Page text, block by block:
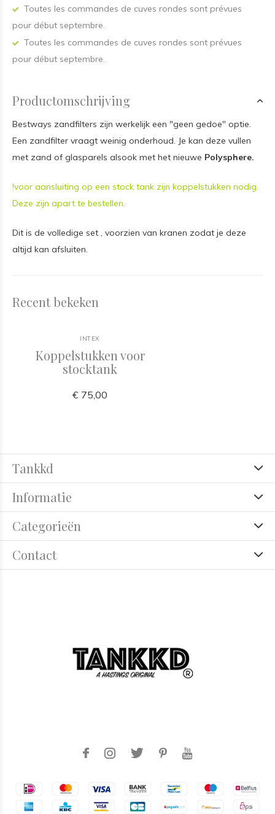
Toutes les commandes de cuves rondes sont prévues
pour début septembre.
Toutes les commandes de cuves rondes sont prévues
pour début septembre.
Productomschrijving
Bestways zandfilters zijn werkelijk een "geen gedoe" optie.
Een zandfilter vraagt weinig onderhoud. Je kan deze vullen
met zand of glasparels alsook met het nieuwe Polysphere.
!voor aansluiting op een stock tank zijn koppelstukken nodig.
Deze zijn apart te bestellen.
Dit is de volledige set , voorzien van kranen zodat je deze
altijd kan afsluiten.
Recent bekeken
INTEX
Koppelstukken voor
stocktank
€ 75,00
Tankkd
Informatie
Categorieën
Contact